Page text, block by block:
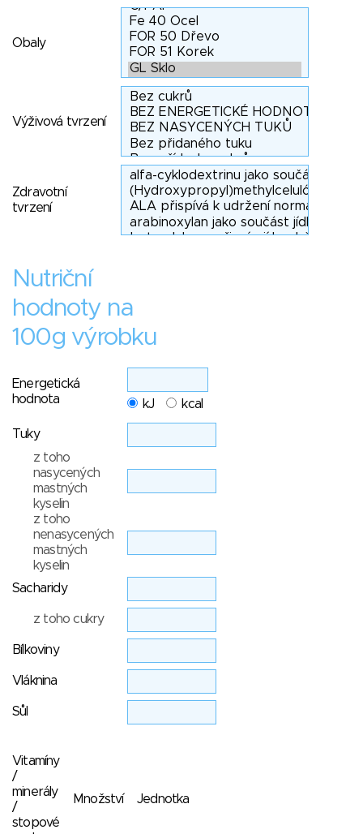
Obaly
Výživová tvrzení
Zdravotní
tvrzení
Nutriční
hodnoty na
100g výrobku
Energetická
hodnota
kJ kcal
Tuky
z toho
nasycených
mastných
kyselin
z toho
nenasycených
mastných
kyselin
Sacharidy
z toho cukry
Bílkoviny
Vláknina
Sůl
Vitamíny
/
minerály
/
stopové
Množství Jednotka